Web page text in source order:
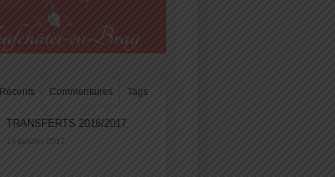
Récents Commentaires Tags
TRANSFERTS 2016/2017
14 janvier 2017